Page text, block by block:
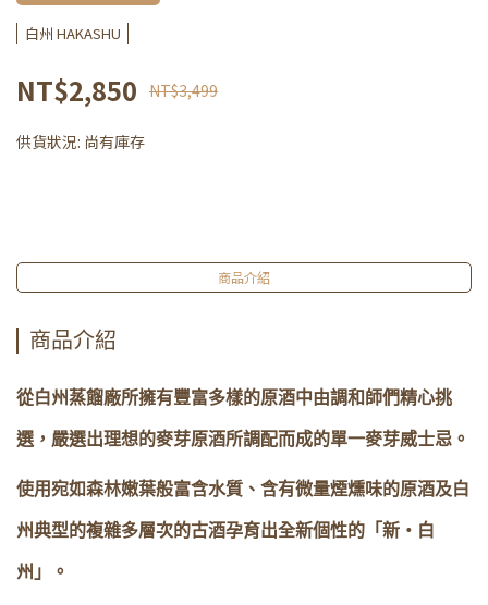
白州 HAKASHU
NT$2,850 NT$3,499
供貨狀況: 尚有庫存
商品介紹
商品介紹
從白州蒸餾廠所擁有豐富多樣的原酒中由調和師們精心挑
選，嚴選出理想的麥芽原酒所調配而成的單一麥芽威士忌。
使用宛如森林嫩葉般富含水質、含有微量煙燻味的原酒及白
州典型的複雜多層次的古酒孕育出全新個性的「新‧白
州」。